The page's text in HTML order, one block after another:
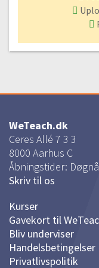
Fede
01:54
#21 Strik ret-riller
03:54
#22 Knaphuller
06:00
#23 Aflukning af
02:27
#24 Sådan syr du
09:51
WeTeach.dk
Ceres Allé 7 3 3
8000 Aarhus C
Åbningstider:
Skriv til os
Kurser
Gavekort til
Bliv underviser
Handelsbetingelser
Privatlivspolitik